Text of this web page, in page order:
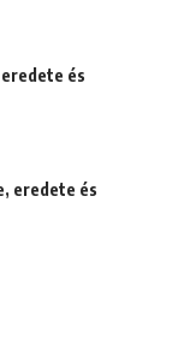
és
eredete és